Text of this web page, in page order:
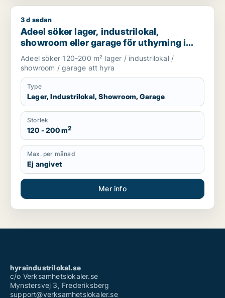
Adeel söker lager, industrilokal, showroom eller garage för
3 d sedan
Adeel söker lager, industrilokal,
showroom eller garage för uthyrning i
Upplands Väsby, Vallentuna eller
Upplands-Bro m.fl.
Adeel söker 120-200 m² lager / industrilokal /
showroom / garage att hyra
Type
Lager, Industrilokal, Showroom, Garage
Storlek
120 - 200 m2
Max. per månad
Ej angivet
Mer info
hyraindustrilokal.se
c/o Verksamhetslokaler.se
Mynstersvej 3, Frederiksberg
support@verksamhetslokaler.se